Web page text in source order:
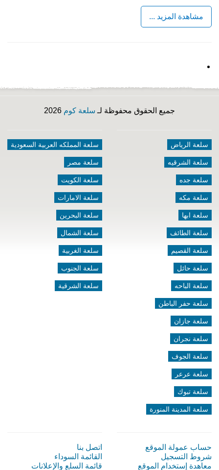
مشاهدة المزيد ...
جميع الحقوق محفوظة لـ سلعة كوم
سلعة الرياض
سلعة الشرقيه
سلعة جده
سلعة مكه
سلعة ابها
سلعة الطائف
سلعة القصيم
سلعة حائل
سلعة الباحه
سلعة حفر الباطن
سلعة جازان
سلعة نجران
سلعة الجوف
سلعة عرعر
سلعة تبوك
سلعة المدينة المنورة
سلعة المملكه العربية السعودية
سلعة مصر
سلعة الكويت
سلعة الامارات
سلعة البحرين
سلعة الشمال
سلعة الغربية
سلعة الجنوب
سلعة الشرقية
حساب عمولة الموقع
شروط التسجيل
معاهدة إستخدام الموقع
اتصل بنا
القائمة السوداء
قائمة السلع والإعلانات